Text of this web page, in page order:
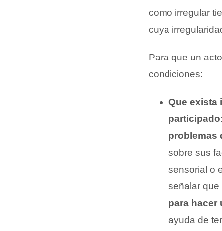
como irregular
cuya
Para que un
condiciones:
Que exista
participado
problemas
sobre sus
sensorial o
señalar
para hacer
ayuda de